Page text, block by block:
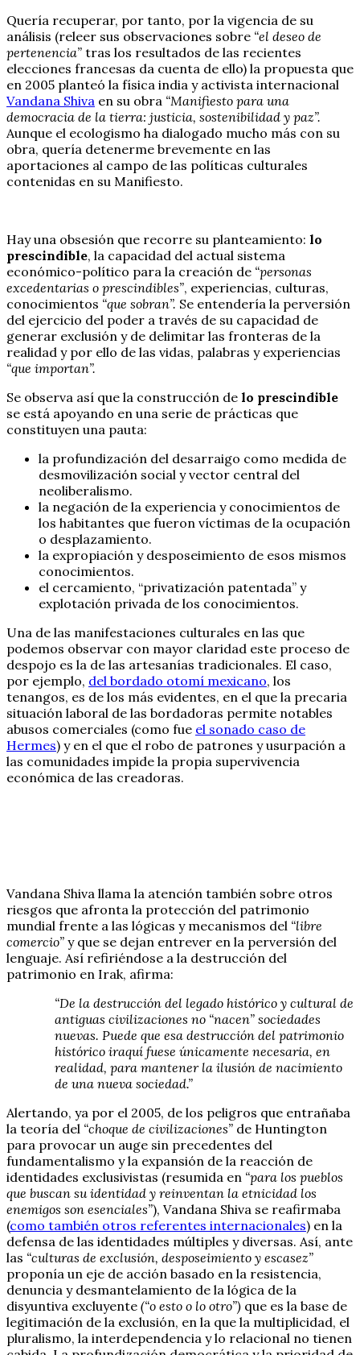
Quería recuperar, por tanto, por la vigencia de su
análisis (releer sus observaciones sobre “el deseo de
pertenencia” tras los resultados de las recientes
elecciones francesas da cuenta de ello) la propuesta que
en 2005 planteó la física india y activista internacional
Vandana Shiva en su obra “Manifiesto para una
democracia de la tierra: justicia, sostenibilidad y paz”.
Aunque el ecologismo ha dialogado mucho más con su
obra, quería detenerme brevemente en las
aportaciones al campo de las políticas culturales
contenidas en su Manifiesto.
Hay una obsesión que recorre su planteamiento: lo
prescindible, la capacidad del actual sistema
económico-político para la creación de “personas
excedentarias o prescindibles”, experiencias, culturas,
conocimientos “que sobran”. Se entendería la perversión
del ejercicio del poder a través de su capacidad de
generar exclusión y de delimitar las fronteras de la
realidad y por ello de las vidas, palabras y experiencias
“que importan”.
Se observa así que la construcción de lo prescindible
se está apoyando en una serie de prácticas que
constituyen una pauta:
la profundización del desarraigo como medida de
desmovilización social y vector central del
neoliberalismo.
la negación de la experiencia y conocimientos de
los habitantes que fueron víctimas de la ocupación
o desplazamiento.
la expropiación y desposeimiento de esos mismos
conocimientos.
el cercamiento, “privatización patentada” y
explotación privada de los conocimientos.
Una de las manifestaciones culturales en las que
podemos observar con mayor claridad este proceso de
despojo es la de las artesanías tradicionales. El caso,
por ejemplo, del bordado otomí mexicano, los
tenangos, es de los más evidentes, en el que la precaria
situación laboral de las bordadoras permite notables
abusos comerciales (como fue el sonado caso de
Hermes) y en el que el robo de patrones y usurpación a
las comunidades impide la propia supervivencia
económica de las creadoras.
Vandana Shiva llama la atención también sobre otros
riesgos que afronta la protección del patrimonio
mundial frente a las lógicas y mecanismos del “libre
comercio” y que se dejan entrever en la perversión del
lenguaje. Así refiriéndose a la destrucción del
patrimonio en Irak, afirma:
“De la destrucción del legado histórico y cultural de
antiguas civilizaciones no “nacen” sociedades
nuevas. Puede que esa destrucción del patrimonio
histórico iraquí fuese únicamente necesaria, en
realidad, para mantener la ilusión de nacimiento
de una nueva sociedad.”
Alertando, ya por el 2005, de los peligros que entrañaba
la teoría del “choque de civilizaciones” de Huntington
para provocar un auge sin precedentes del
fundamentalismo y la expansión de la reacción de
identidades exclusivistas (resumida en “para los pueblos
que buscan su identidad y reinventan la etnicidad los
enemigos son esenciales”), Vandana Shiva se reafirmaba
(como también otros referentes internacionales) en la
defensa de las identidades múltiples y diversas. Así, ante
las “culturas de exclusión, desposeimiento y escasez”
proponía un eje de acción basado en la resistencia,
denuncia y desmantelamiento de la lógica de la
disyuntiva excluyente (“o esto o lo otro”) que es la base de
legitimación de la exclusión, en la que la multiplicidad, el
pluralismo, la interdependencia y lo relacional no tienen